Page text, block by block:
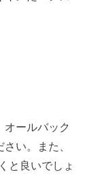
オールバック
い。また、
と良いでしょ